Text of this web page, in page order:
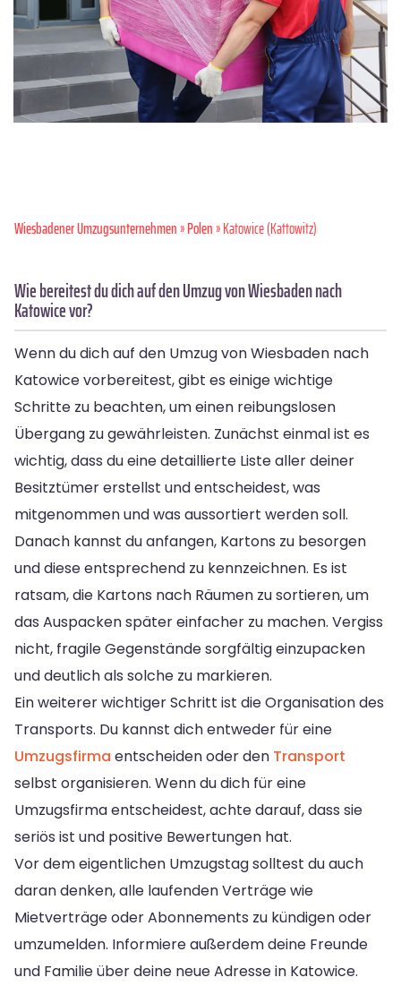
Wiesbadener Umzugsunternehmen»Polen» Katowice (Kattowitz)
Wie bereitest du dich auf den Umzug von Wiesbaden nach
Katowice vor?
Wenn du dich auf den Umzug von Wiesbaden nach
Katowice vorbereitest, gibt es einige wichtige
Schritte zu beachten, um einen reibungslosen
Übergang zu gewährleisten. Zunächst einmal ist es
wichtig, dass du eine detaillierte Liste aller deiner
Besitztümer erstellst und entscheidest, was
mitgenommen und was aussortiert werden soll.
Danach kannst du anfangen, Kartons zu besorgen
und diese entsprechend zu kennzeichnen. Es ist
ratsam, die Kartons nach Räumen zu sortieren, um
das Auspacken später einfacher zu machen. Vergiss
nicht, fragile Gegenstände sorgfältig einzupacken
und deutlich als solche zu markieren.
Ein weiterer wichtiger Schritt ist die Organisation des
Transports. Du kannst dich entweder für eine
Umzugsfirma entscheiden oder den Transport
selbst organisieren. Wenn du dich für eine
Umzugsfirma entscheidest, achte darauf, dass sie
seriös ist und positive Bewertungen hat.
Vor dem eigentlichen Umzugstag solltest du auch
daran denken, alle laufenden Verträge wie
Mietverträge oder Abonnements zu kündigen oder
umzumelden. Informiere außerdem deine Freunde
und Familie über deine neue Adresse in Katowice.